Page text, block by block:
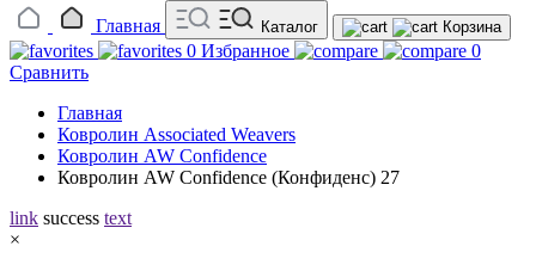
Главная
Каталог Корзина
0 Избранное
0
Сравнить
Главная
Ковролин Associated Weavers
Ковролин AW Confidence
Ковролин AW Confidence (Конфиденс) 27
link success text
×